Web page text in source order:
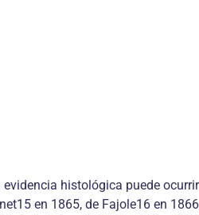
histológica puede
en 1865, de Fajole16 en